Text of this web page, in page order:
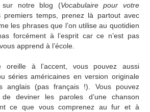
sur notre blog (Vocabulaire pour votre
premiers temps, prenez là partout avec
les phrases que l’on utilise au quotidien
forcément à l’esprit car ce n’est pas
apprend à l’école.
oreille à l’accent, vous pouvez aussi
séries américaines en version originale
anglais (pas français !). Vous pouvez
deviner les paroles d’une chanson
ce que vous comprenez au fur et à